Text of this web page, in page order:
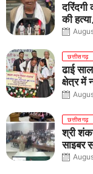
की
छत्तीसगढ़
ढाई
क्षेत्र में
छत्तीसगढ़
श्री
साइबर